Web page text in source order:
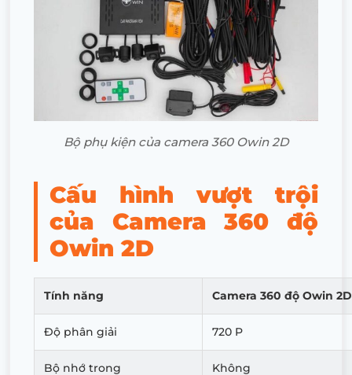
Bộ phụ kiện của camera 360 Owin 2D
Cấu hình vượt trội
của Camera 360 độ
Owin 2D
Tính năng Camera 360 độ Owin 2D
Độ phân giải 720 P
Bộ nhớ trong Không